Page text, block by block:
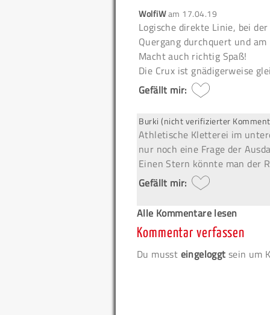
WolfiWam 17.04.19
Logische direkte Linie, bei
Quergang durchquert und
Macht auch richtig Spaß!
Die Crux ist gnädigerweise
Gefällt mir:
Burki (nicht verifizierter
Athletische Kletterei im
nur noch eine Frage der
Einen Stern könnte man der
Gefällt mir:
Alle Kommentare lesen
Kommentar verfassen
Du musst eingeloggt sein um